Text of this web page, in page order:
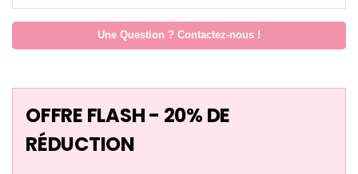
Une Question ? Contactez-nous !
OFFRE FLASH - 20% DE
RÉDUCTION